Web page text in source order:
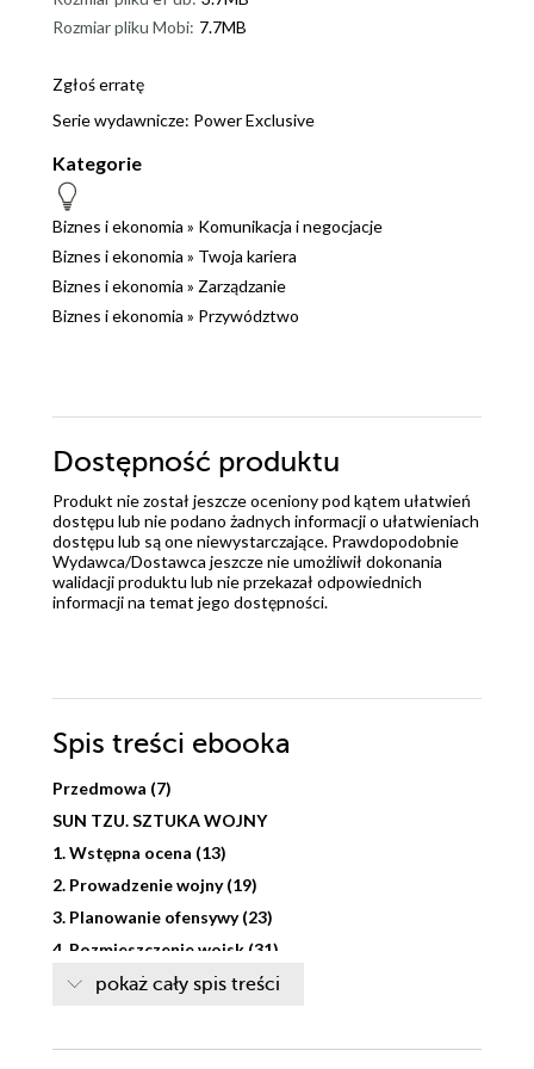
Rozmiar pliku Mobi: 7.7MB
Zgłoś erratę
Serie wydawnicze: PowerExclusive
Kategorie
Biznes i ekonomia » Komunikacja i negocjacje
Biznes i ekonomia » Twoja kariera
Biznes i ekonomia » Zarządzanie
Biznes i ekonomia » Przywództwo
Dostępność produktu
Produkt nie został jeszcze oceniony pod kątem ułatwień
dostępu lub nie podano żadnych informacji o ułatwieniach
dostępu lub są one niewystarczające. Prawdopodobnie
Wydawca/Dostawca jeszcze nie umożliwił dokonania
walidacji produktu lub nie przekazał odpowiednich
informacji na temat jego dostępności.
Spis treści ebooka
Przedmowa (7)
SUN TZU. SZTUKA WOJNY
1. Wstępna ocena (13)
2. Prowadzenie wojny (19)
3. Planowanie ofensywy (23)
4. Rozmieszczenie wojsk (31)
5. Strategiczna siła militarna (37)
7. Walka wojskowa (51)
pokaż cały spis treści